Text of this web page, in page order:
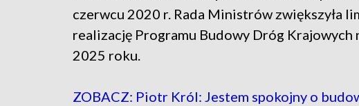
czerwcu 2020 r. Rada Ministrów zwiększyła
realizację Programu Budowy Dróg
2025 roku.
ZOBACZ: Piotr Król: Jestem spokojny o